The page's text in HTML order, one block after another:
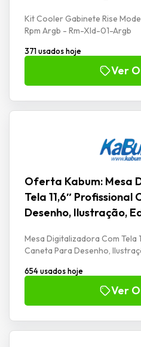
Kit Cooler Gabinete Rise
Rpm Argb - Rm-Xld-01-Argb
371 usados hoje
Ver
Oferta Kabum: Mesa
Tela 11,6″
Desenho, Ilustração,
Mesa Digitalizadora Com Tela
Caneta Para Desenho,
654 usados hoje
Ver